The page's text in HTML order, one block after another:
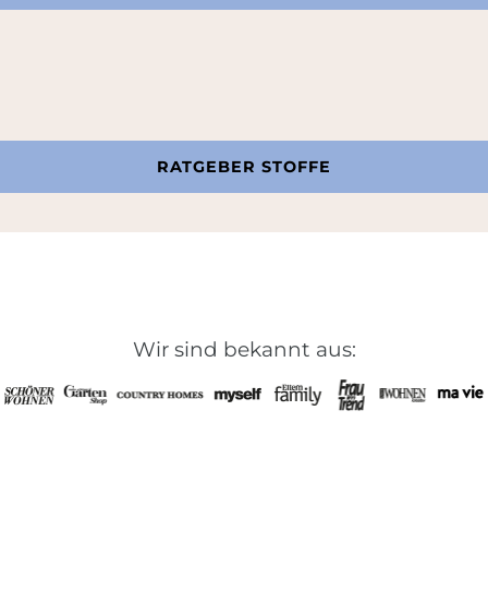
RATGEBER STOFFE
Wir sind bekannt aus: